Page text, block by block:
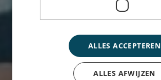
ALLES ACCEPTEREN
ALLES AFWIJZEN